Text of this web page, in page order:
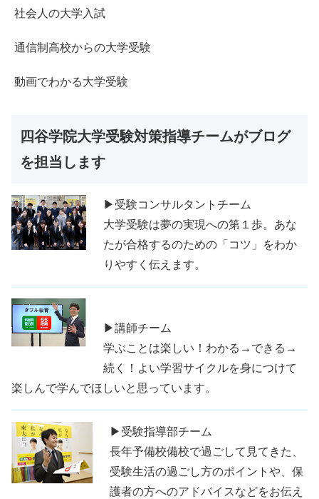
社会人の大学入試
通信制高校からの大学受験
動画でわかる大学受験
四谷学院大学受験対策指導チームがブログ
を担当します
▶受験コンサルタントチーム
大学受験は夢の実現への第１歩。あな
たが合格するのための「コツ」をわか
りやすく伝えます。
▶講師チーム
学ぶことは楽しい！わかる→できる→
続く！よい学習サイクルを身につけて
楽しんで学んでほしいと思っています。
▶受験指導部チーム
長年予備校備校で過ごして見てきた、
受験生活の過ごし方のポイントや、保
護者の方へのアドバイスなどをお伝え